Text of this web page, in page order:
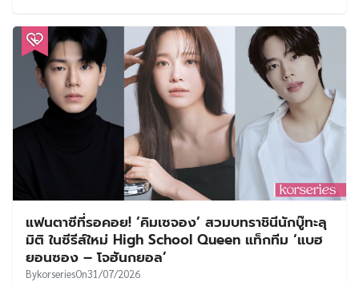
แฟนตาซีที่รอคอย! ‘คิมเซจอง’ สวมบทราชินีนักบู๊ทะลุ
มิติ ในซีรีส์ใหม่ High School Queen แท็กทีม ‘แบฮ
ยอนซอง – โจฮันกยอล’
BykorseriesOn31/07/2026